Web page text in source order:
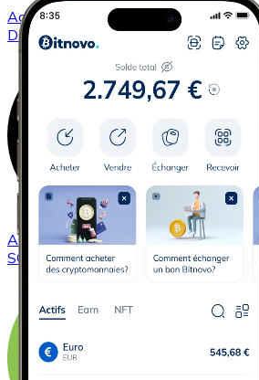
Acheter Dogecoin
avec virement
DOGE
AcheterSolana
avec virement
SOL